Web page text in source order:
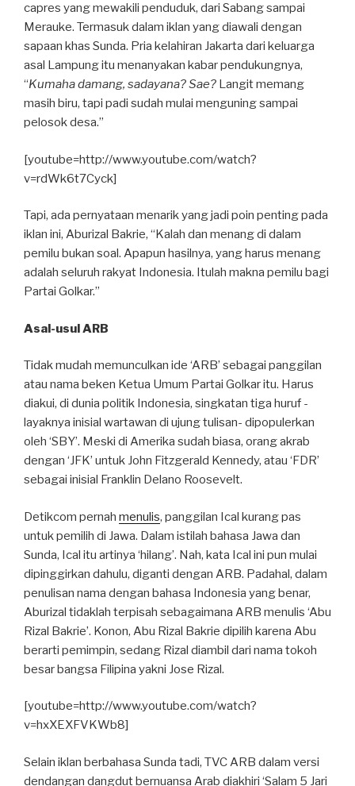
capres yang mewakili penduduk, dari Sabang sampai
Merauke. Termasuk dalam iklan yang diawali dengan
sapaan khas Sunda. Pria kelahiran Jakarta dari keluarga
asal Lampung itu menanyakan kabar pendukungnya,
“Kumaha damang, sadayana? Sae? Langit memang
masih biru, tapi padi sudah mulai menguning sampai
pelosok desa.”
[youtube=http://www.youtube.com/watch?
v=rdWk6t7Cyck]
Tapi, ada pernyataan menarik yang jadi poin penting pada
iklan ini, Aburizal Bakrie, “Kalah dan menang di dalam
pemilu bukan soal. Apapun hasilnya, yang harus menang
adalah seluruh rakyat Indonesia. Itulah makna pemilu bagi
Partai Golkar.”
Asal-usul ARB
Tidak mudah memunculkan ide ‘ARB’ sebagai panggilan
atau nama beken Ketua Umum Partai Golkar itu. Harus
diakui, di dunia politik Indonesia, singkatan tiga huruf -
layaknya inisial wartawan di ujung tulisan- dipopulerkan
oleh ‘SBY’. Meski di Amerika sudah biasa, orang akrab
dengan ‘JFK’ untuk John Fitzgerald Kennedy, atau ‘FDR’
sebagai inisial Franklin Delano Roosevelt.
Detikcom pernah menulis, panggilan Ical kurang pas
untuk pemilih di Jawa. Dalam istilah bahasa Jawa dan
Sunda, Ical itu artinya ‘hilang’. Nah, kata Ical ini pun mulai
dipinggirkan dahulu, diganti dengan ARB. Padahal, dalam
penulisan nama dengan bahasa Indonesia yang benar,
Aburizal tidaklah terpisah sebagaimana ARB menulis ‘Abu
Rizal Bakrie’. Konon, Abu Rizal Bakrie dipilih karena Abu
berarti pemimpin, sedang Rizal diambil dari nama tokoh
besar bangsa Filipina yakni Jose Rizal.
[youtube=http://www.youtube.com/watch?
v=hxXEXFVKWb8]
Selain iklan berbahasa Sunda tadi, TVC ARB dalam versi
dendangan dangdut bernuansa Arab diakhiri ‘Salam 5 Jari